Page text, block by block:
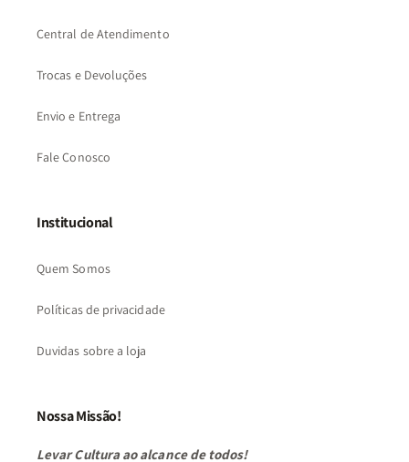
Central de Atendimento
Trocas e Devoluções
Envio e Entrega
Fale Conosco
Institucional
Quem Somos
Políticas de privacidade
Duvidas sobre a loja
Nossa Missão!
Levar Cultura ao alcance de todos!